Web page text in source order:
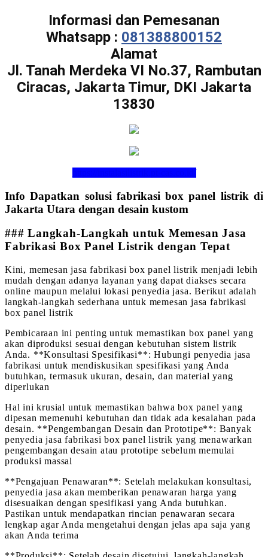
Informasi dan Pemesanan
Whatsapp : 081388800152
Alamat
Jl. Tanah Merdeka VI No.37, Rambutan
Ciracas, Jakarta Timur, DKI Jakarta
13830
Info Dapatkan solusi fabrikasi box panel listrik di
Jakarta Utara dengan desain kustom
### Langkah-Langkah untuk Memesan Jasa
Fabrikasi Box Panel Listrik dengan Tepat
Kini, memesan jasa fabrikasi box panel listrik menjadi lebih
mudah dengan adanya layanan yang dapat diakses secara
online maupun melalui lokasi penyedia jasa. Berikut adalah
langkah-langkah sederhana untuk memesan jasa fabrikasi
box panel listrik
Pembicaraan ini penting untuk memastikan box panel yang
akan diproduksi sesuai dengan kebutuhan sistem listrik
Anda. **Konsultasi Spesifikasi**: Hubungi penyedia jasa
fabrikasi untuk mendiskusikan spesifikasi yang Anda
butuhkan, termasuk ukuran, desain, dan material yang
diperlukan
Hal ini krusial untuk memastikan bahwa box panel yang
dipesan memenuhi kebutuhan dan tidak ada kesalahan pada
desain. **Pengembangan Desain dan Prototipe**: Banyak
penyedia jasa fabrikasi box panel listrik yang menawarkan
pengembangan desain atau prototipe sebelum memulai
produksi massal
**Pengajuan Penawaran**: Setelah melakukan konsultasi,
penyedia jasa akan memberikan penawaran harga yang
disesuaikan dengan spesifikasi yang Anda butuhkan.
Pastikan untuk mendapatkan rincian penawaran secara
lengkap agar Anda mengetahui dengan jelas apa saja yang
akan Anda terima